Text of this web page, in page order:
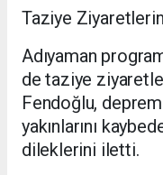
Taziye
Adıyaman
de taziye
Fendoğlu,
yakınlarını
dileklerini iletti.